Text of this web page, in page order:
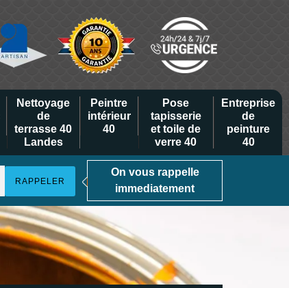
Nettoyage
de
terrasse 40
Landes
Peintre
intérieur
40
Pose
tapisserie
et toile de
verre 40
Entreprise
de
peinture
40
On vous rappelle
immediatement